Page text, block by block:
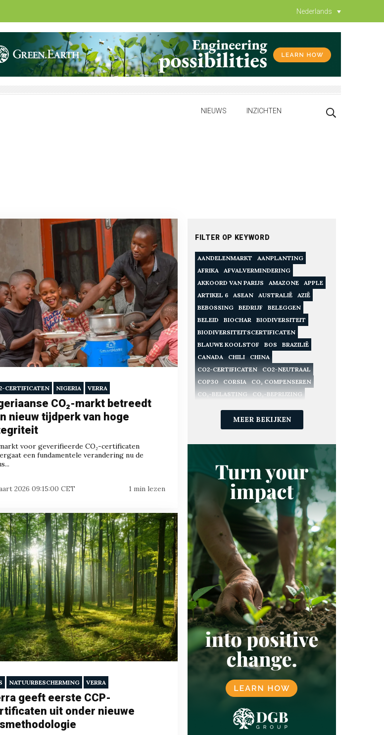
Nederlands
NIEUWS INZICHTEN
CERTIFICATEN NIGERIA VERRA
CO₂-markt betreedt
nieuw tijdperk van hoge
voor geverifieerde CO₂-certificaten
een fundamentele verandering nu de
2026 09:15:00 CET 1 min lezen
NATUURBESCHERMING VERRA
geeft eerste CCP-
uit onder nieuwe
FILTER OP KEYWORD
AANDELENMARKT
AANPLANTING
AFRIKA
AFVALVERMINDERING
AKKOORD VAN PARIJS
AMAZONE
APPLE
ARTIKEL 6
ASEAN AUSTRALIË
AZIË
BEBOSSING
BEDRIJF
BELEGGEN
BELEID
BIOCHAR
BIODIVERSITEIT
BIODIVERSITEITSCERTIFICATEN
BLAUWE KOOLSTOF
BOS
BRAZILIË
CANADA
CHILI
CHINA
CO2-CERTIFICATEN
CO2-NEUTRAAL
COP30
CORSIA
CO₂ COMPENSEREN
CO₂-BELASTING
CO₂-BEPRIJZING
CO₂-EMISSIES
CO₂-HANDEL
CO₂-LANDBOUW
CO₂-MARKTEN
CO₂-PROJECT
CO₂-VASTLEGGING
CO₂-VOETAFDRUK
DUITSLAND
DUURZAAM INVESTEREN
DUURZAAMHEID
DUURZAAMHEIDSSTRATEGIE
DUURZAME LANDBOUW
ECOSYSTEEM
ETS EU ETS
EUROPA
EUROPESE UNIE
FINANCIËN
FRANKRIJK
GOLD STANDARD
GREEN EARTH
GROENE OBLIGATIE
GROENE TECHNOLOGIE
HERBEBOSSING
INDONESIË JAPAN
KENIA
KLARNA
KLIMAATNEUTRAAL
KLIMAATNEUTRALITEIT
KOFFIE
KOOKTOESTELLEN
LANDBOUW
LATIJNS-AMERIKA
LOKALE GEMEENSCHAPPEN
LUCHTVAART
MANGROVE
MEXICO
MICROSOFT
MILIEU
MORGAN STANLEY
NATUURBESCHERMING
NATUURPROJECTEN
NETFLIX
OEGANDA
ONTBOSSING
MEER BEKIJKEN